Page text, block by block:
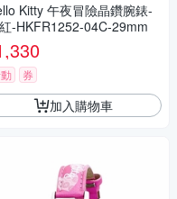
Kitty 午夜冒險晶鑽腕錶-
-HKFR1252-04C-29mm
券
加入購物車